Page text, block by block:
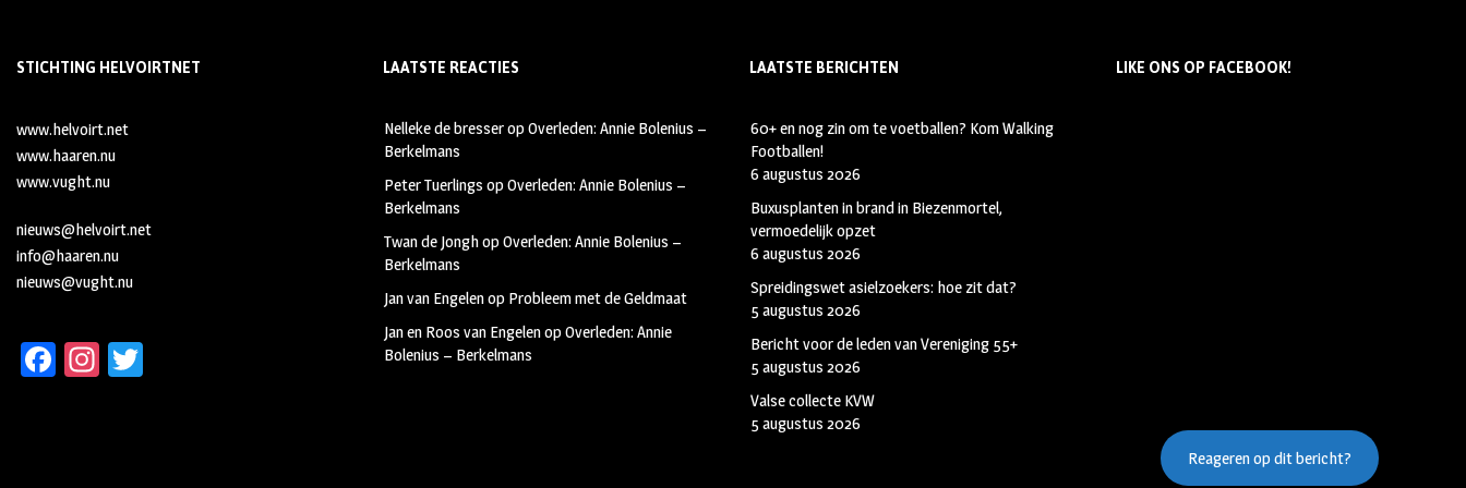
STICHTING HELVOIRTNET
www.helvoirt.net
www.haaren.nu
www.vught.nu
nieuws@helvoirt.net
info@haaren.nu
nieuws@vught.nu
Fa In
LAATSTE REACTIES
Nelleke de bresseropOverleden: Annie Bolenius –
Berkelmans
Peter Tuerlings opOverleden: Annie Bolenius –
Berkelmans
Twan de JonghopOverleden: Annie Bolenius –
Berkelmans
Jan van Engelenop Probleem met de Geldmaat
Jan en Roos van EngelenopOverleden: Annie
Bolenius – Berkelmans
LAATSTE BERICHTEN
60+ en nog zin om te voetballen? Kom Walking
Footballen!
6 augustus 2026
Buxusplanten in brand in Biezenmortel,
vermoedelijk opzet
6 augustus 2026
Spreidingswet asielzoekers: hoe zit dat?
5 augustus 2026
Bericht voor de leden van Vereniging 55+
5 augustus 2026
Valse collecte KVW
5 augustus 2026
LIKE ONS OP FACEBOOK!
Reageren op dit bericht?